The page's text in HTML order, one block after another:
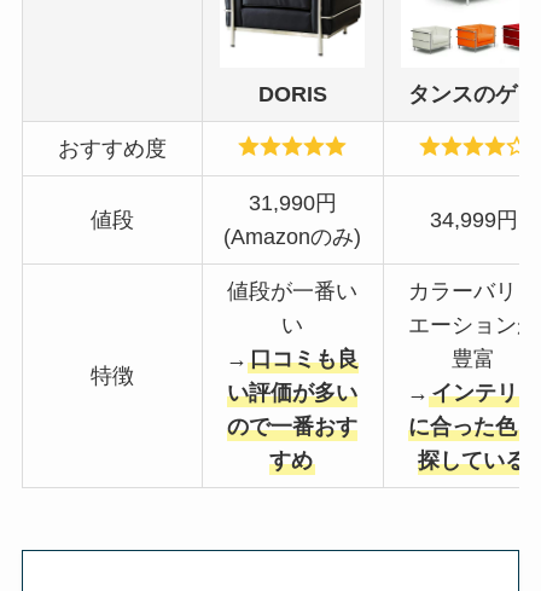
DORIS タンスのゲン
おすすめ度
値段
31,990円
(Amazonのみ)
34,999円
特徴
値段が一番い
い
→口コミも良
い評価が多い
ので一番おす
すめ
カラーバリュ
エーションが
豊富
→インテリア
に合った色を
探している